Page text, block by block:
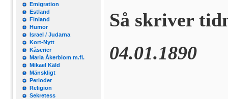
Emigration
Estland
Finland
Humor
Israel / Judarna
Kort-Nytt
Kåserier
Maria Åkerblom m.fl.
Mikael Käld
Mänskligt
Perioder
Religion
Sekretess
Så skriver
04.01.1890